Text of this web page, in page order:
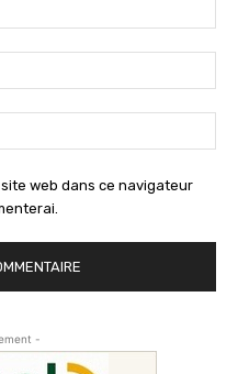
web dans ce navigateur
-